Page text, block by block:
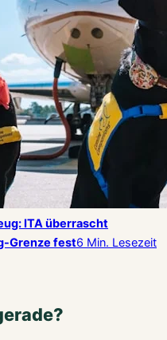
ITA überrascht
Grenze fest6 Min. Lesezeit